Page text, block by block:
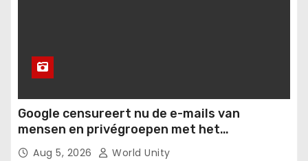
Google censureert nu de e-mails van
mensen en privégroepen met het
Orwelliaanse anti-“misinformatie”-plan.
Aug 5, 2026 World Unity